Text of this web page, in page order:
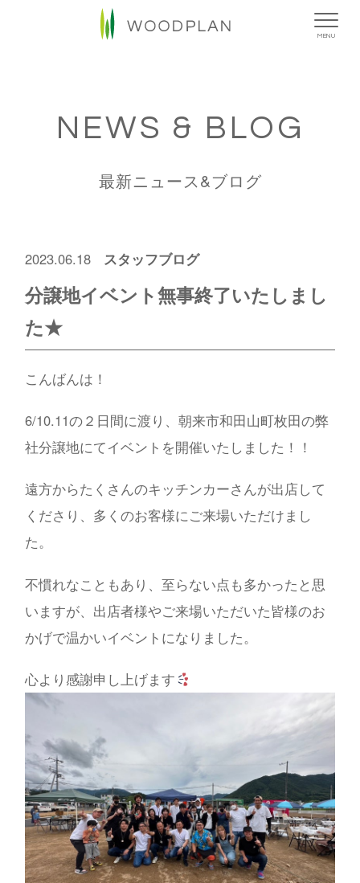
NEWS & BLOG
最新ニュース&ブログ
2023.06.18 スタッフブログ
分譲地イベント無事終了いたしまし
た★
こんばんは！
6/10.11の２日間に渡り、朝来市和田山町枚田の弊
社分譲地にてイベントを開催いたしました！！
遠方からたくさんのキッチンカーさんが出店して
くださり、多くのお客様にご来場いただけまし
た。
不慣れなこともあり、至らない点も多かったと思
いますが、出店者様やご来場いただいた皆様のお
かげで温かいイベントになりました。
心より感謝申し上げます
MENU